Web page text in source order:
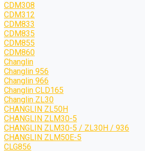
CDM308
CDM312
CDM833
CDM835
CDM855
CDM860
Changlin
Changlin 956
Changlin 966
Changlin CLD165
Changlin ZL30
CHANGLIN ZL50H
CHANGLIN ZLM30-5
CHANGLIN ZLM30-5 / ZL30H / 936
CHANGLIN ZLM50E-5
CLG856